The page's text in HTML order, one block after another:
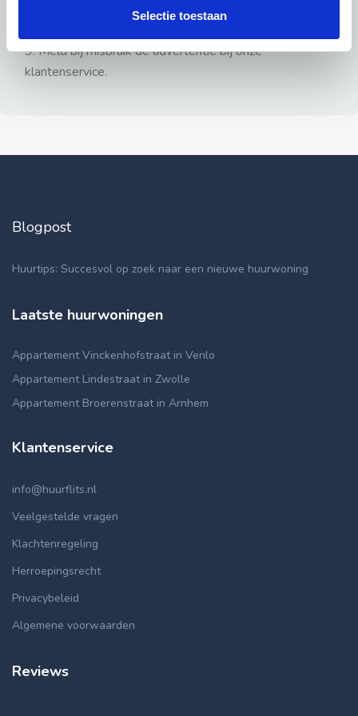
Selectie toestaan
3: Meld bij misbruik de advertentie bij onze
klantenservice.
Blogpost
Huurtips: Succesvol op zoek naar een nieuwe huurwoning
Laatste huurwoningen
Appartement Vinckenhofstraat in Venlo
Appartement Lindestraat in Zwolle
Appartement Broerenstraat in Arnhem
Klantenservice
info@huurflits.nl
Veelgestelde vragen
Klachtenregeling
Herroepingsrecht
Privacybeleid
Algemene voorwaarden
Reviews